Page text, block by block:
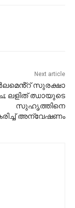
Next article
സുരക്ഷാ
ലളിത് ഝായുടെ
സുഹൃത്തിനെ
അന്വേഷണം